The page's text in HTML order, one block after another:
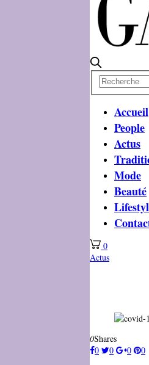
Accueil
People
Actus
Mode
Beauté
0
Actus
0Shares
0
0 0 0